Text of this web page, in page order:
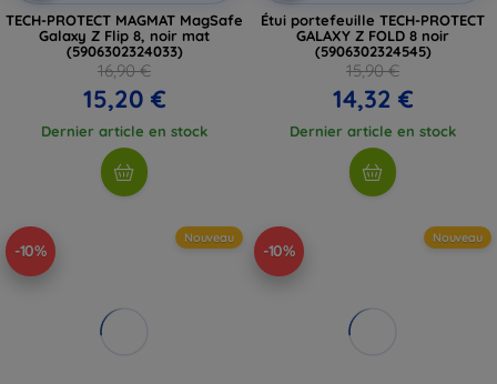
TECH-PROTECT MAGMAT MagSafe
Galaxy Z Flip 8, noir mat
(5906302324033)
16,90 €
15,20 €
Dernier article en stock
Étui portefeuille TECH-PROTECT
GALAXY Z FOLD 8 noir
(5906302324545)
15,90 €
14,32 €
Dernier article en stock
-10%
Nouveau
-10%
Nouveau